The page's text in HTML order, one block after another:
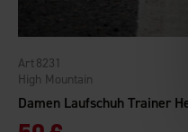
Damen Laufschuh Trainer
High Mountain
8231